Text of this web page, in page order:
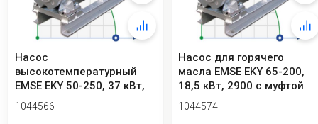
Насос
высокотемпературный
EMSE EKY 50-250, 37 кВт,
2900 с муфтой на раме,
без...
1044566
Насос для горячего
масла EMSE EKY 65-200,
18,5 кВт, 2900 с муфтой
на раме, бе...
1044574